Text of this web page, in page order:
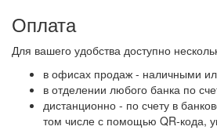
Оплата
Для вашего удобства доступно
в офисах продаж - наличными
в отделении любого банка по
дистанционно - по счету в
том числе с помощью QR-кода,